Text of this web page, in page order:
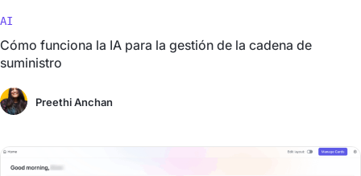
AI
Cómo funciona la IA para la gestión de la cadena de
suministro
Preethi Anchan